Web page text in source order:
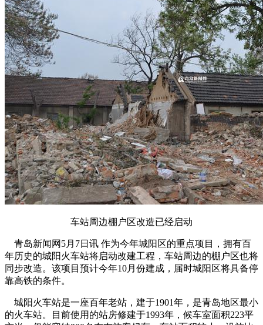
车站周边棚户区改造已经启动
青岛新闻网5月7日讯 作为今年城阳区的重点项目，拥有百
年历史的城阳火车站将启动改建工程，车站周边的棚户区也将
同步改造。该项目预计今年10月份建成，届时城阳区将具备停
靠高铁的条件。
城阳火车站是一座百年老站，建于1901年，是青岛地区最小
的火车站。目前使用的站房修建于1993年，候车室面积223平